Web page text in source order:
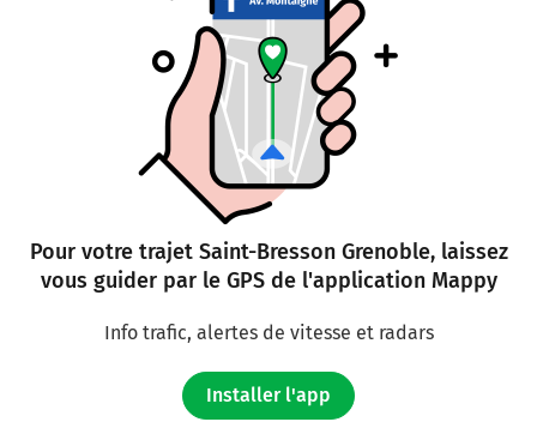
A432
MARSEILLE
GRENOBLE
ST ÉTIENNE
SAINT-EXUPÉRY
Payer 23,10 € (Péage La Côtière)
A432
Sortir et rejoindre A43. Continuer sur 1,9
A43
340 km
Pour votre trajet Saint-Bresson Grenoble, laissez
vous guider par le GPS de l'application Mappy
Info trafic, alertes de vitesse et radars
Installer l'app